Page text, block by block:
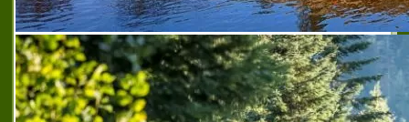
агенция за недвижими имоти гела
агенция за
недвижими имоти гела,агенция за недвижими имоти
девин,агенция за недвижими имоти момчиловци,
агенция за недвижими имоти пампорово,агенция за
недвижими имоти родопите,
агенция за недвижими
имоти смолян,агенция за недвижими имоти
чепеларе,изгодни имоти за продажба в гела,изгодни